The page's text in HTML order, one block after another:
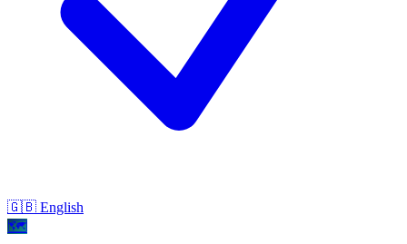
🇬🇧 English
🗺